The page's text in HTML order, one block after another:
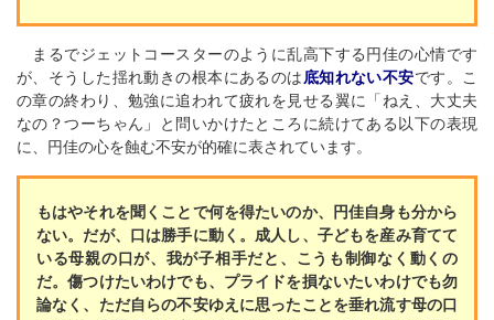
まるでジェットコースターのように乱高下する円佳の心情です
が、そうした揺れ動きの根本にあるのは底知れない不安です。こ
の章の終わり、勉強に追われて疲れを見せる翼に「ねえ、大丈夫
なの？つーちゃん」と問いかけたところに続けてある以下の表現
に、円佳の心を蝕む不安が的確に表されています。
もはやそれを聞くことで何を得たいのか、円佳自身も分から
ない。だが、口は勝手に動く。成人し、子どもを産み育てて
いる母親の口が、我が子相手だと、こうも制御なく動くの
だ。傷つけたいわけでも、プライドを損ないたいわけでも勿
論なく、ただ自らの不安ゆえに思ったことを垂れ流す母の口